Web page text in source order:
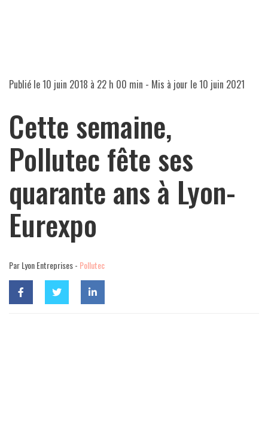
Publié le10 juin 2018 à 22 h 00 min - Mis à jour le10 juin 2021
Cette semaine,
Pollutec fête ses
quarante ans à Lyon-
Eurexpo
Par Lyon Entreprises - Pollutec